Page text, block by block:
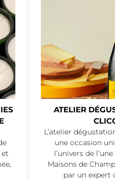
ATELIER
L’atelier
une occasion
l’univers de
Maisons de
par un expert